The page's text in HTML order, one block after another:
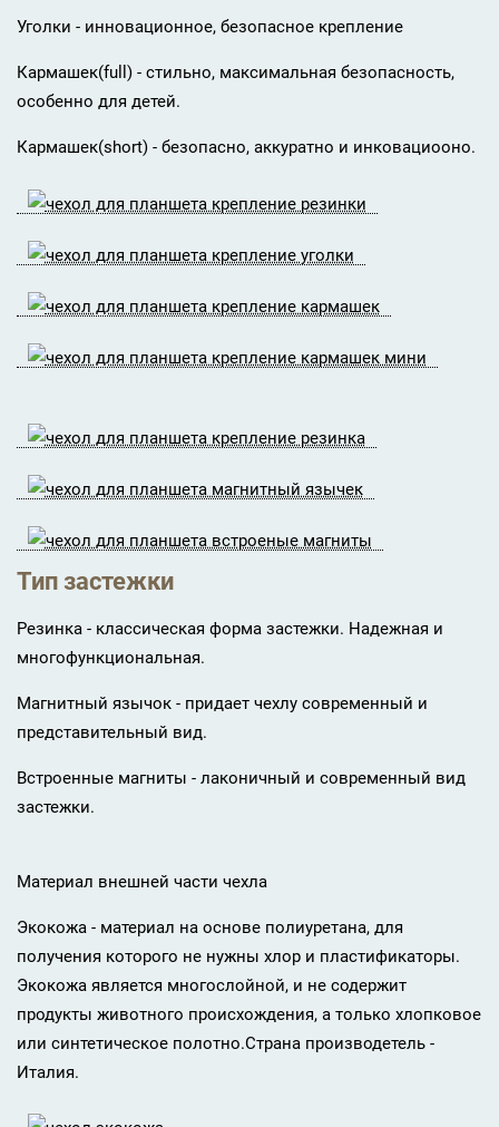
Уголки - инновационное, безопасное крепление
Кармашек(full) - стильно, максимальная безопасность,
особенно для детей.
Кармашек(short) - безопасно, аккуратно и инковациооно.
Тип застежки
Резинка - классическая форма застежки. Надежная и
многофункциональная.
Магнитный язычок - придает чехлу современный и
представительный вид.
Встроенные магниты - лаконичный и современный вид
застежки.
Материал внешней части чехла
Экокожа - материал на основе полиуретана, для
получения которого не нужны хлор и пластификаторы.
Экокожа является многослойной, и не содержит
продукты животного происхождения, а только хлопковое
или синтетическое полотно.Страна производетель -
Италия.